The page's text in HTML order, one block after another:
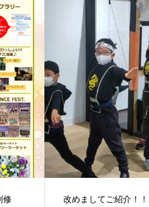
本日の有明店！！